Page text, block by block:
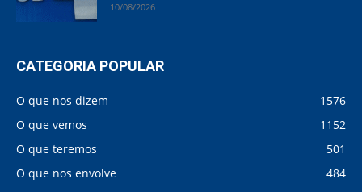
10/08/2026
CATEGORIA POPULAR
O que nos dizem
1576
O que vemos
1152
O que teremos
501
O que nos envolve
484